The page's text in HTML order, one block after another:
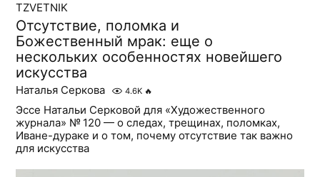
TZVETNIK
Отсутствие, поломка и
Божественный мрак: еще о
нескольких особенностях новейшего
искусства
Наталья Серкова 4.6K 🔥
Эссе Натальи Серковой для «Художественного
журнала» № 120 — о следах, трещинах, поломках,
Иване-дураке и о том, почему отсутствие так важно
для искусства